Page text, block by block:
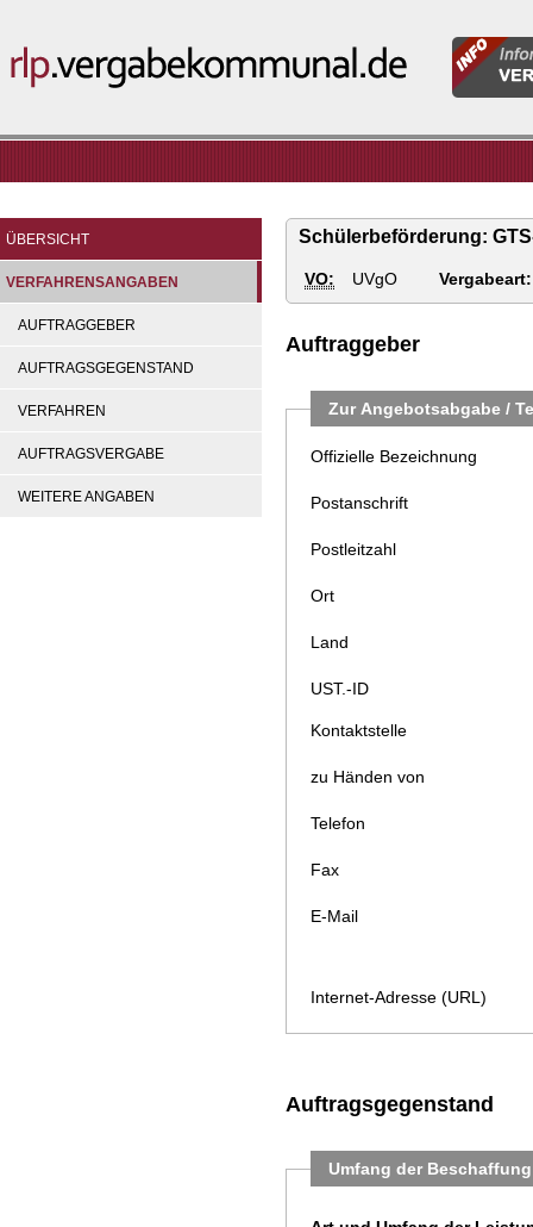
rlp.vergabekommunal.de
für
ÜBERSICHT
VERFAHRENSANGABEN
AUFTRAGGEBER
AUFTRAGSGEGENSTAND
VERFAHREN
AUFTRAGSVERGABE
WEITERE ANGABEN
Schülerbeförderung:
VO: UVgO Vergabeart:
Auftraggeber
Zur Angebotsabgabe /
Offizielle Bezeichnung
Postanschrift
Postleitzahl
Ort
Land
UST.-ID
Kontaktstelle
zu Händen von
Telefon
Fax
E-Mail
Internet-Adresse (URL)
Auftragsgegenstand
Umfang der Beschaffung